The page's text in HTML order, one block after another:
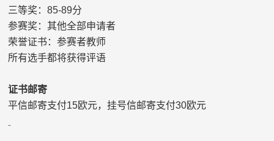
三等奖：85-89分
参赛奖：其他全部申请者
荣誉证书：参赛者教师
所有选手都将获得评语
证书邮寄
平信邮寄支付15欧元，挂号信邮寄支付30欧元